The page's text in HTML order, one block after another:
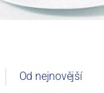
Od nejnovější